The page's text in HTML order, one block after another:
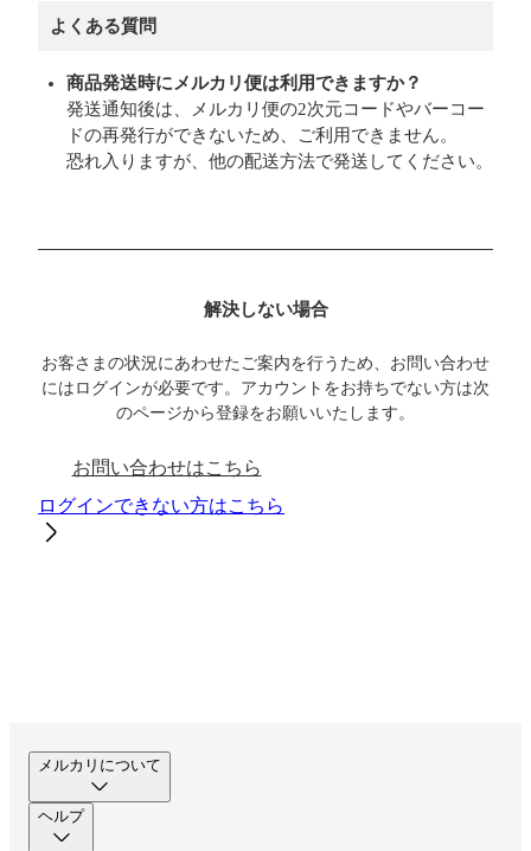
よくある質問
商品発送時にメルカリ便は利用できますか？
発送通知後は、メルカリ便の2次元コードやバーコー
ドの再発行ができないため、ご利用できません。
恐れ入りますが、他の配送方法で発送してください。
解決しない場合
お客さまの状況にあわせたご案内を行うため、お問い合わせ
にはログインが必要です。アカウントをお持ちでない方は次
のページから登録をお願いいたします。
お問い合わせはこちら
ログインできない方はこちら
メルカリについて
ヘルプ